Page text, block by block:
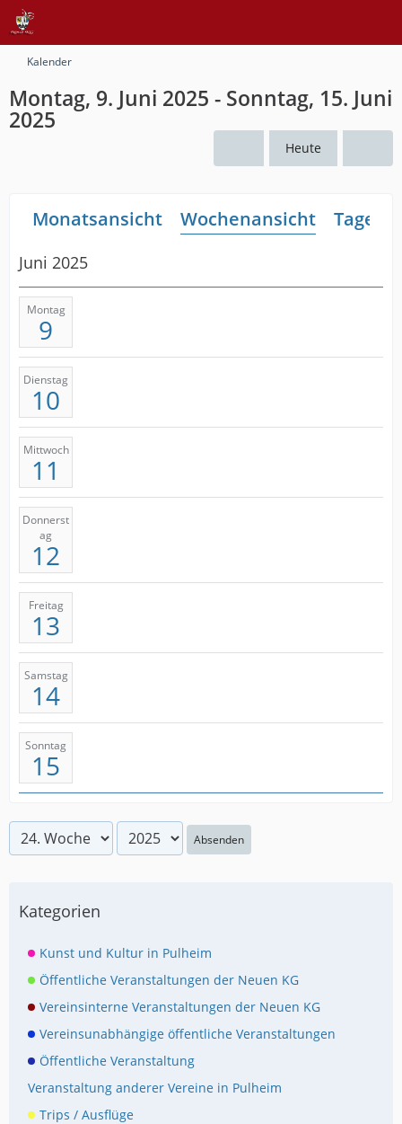
Kalender
Montag, 9. Juni 2025 - Sonntag, 15. Juni
2025
Heute
Monatsansicht Wochenansicht
Juni 2025
Montag
9
Dienstag
10
Mittwoch
11
Donnerst
ag
12
Freitag
13
Samstag
14
Sonntag
15
Absenden
Kategorien
Kunst und Kultur in Pulheim
Öffentliche Veranstaltungen der Neuen KG
Vereinsinterne Veranstaltungen der Neuen KG
Vereinsunabhängige öffentliche Veranstaltungen
Öffentliche Veranstaltung
Veranstaltung anderer Vereine in Pulheim
Trips / Ausflüge